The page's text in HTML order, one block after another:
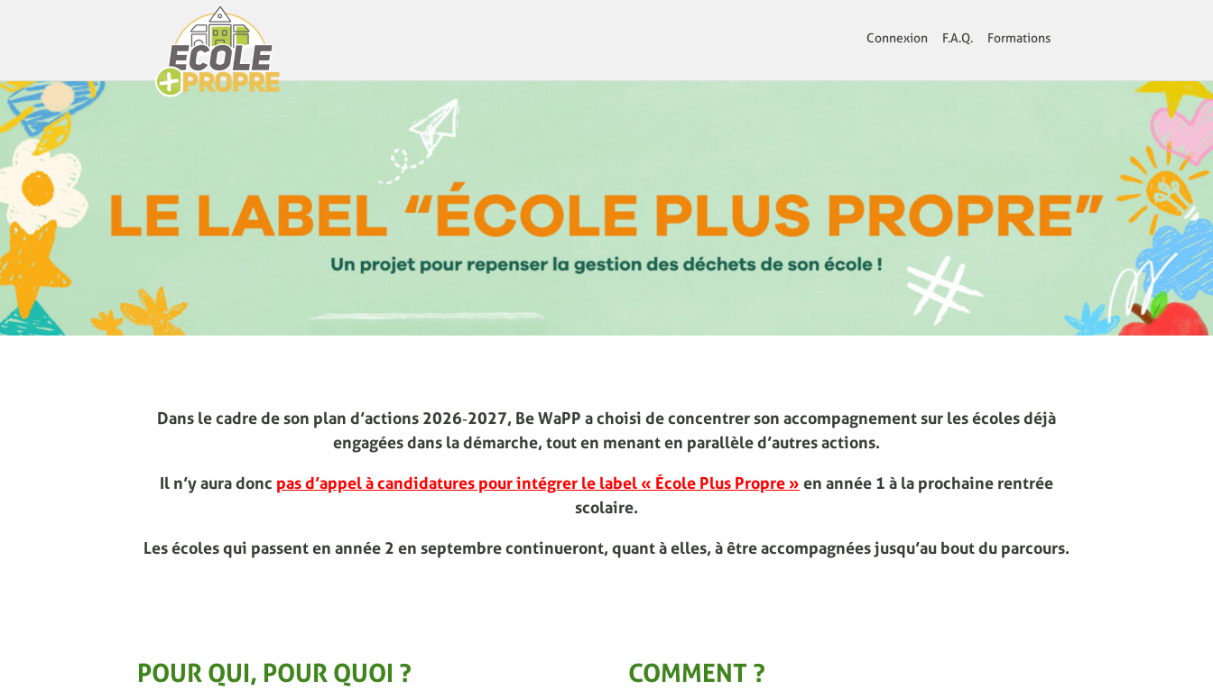
Connexion F.A.Q. Formations
Dans le cadre de son plan d’actions 2026‑2027, Be WaPP a choisi de concentrer son accompagnement sur les écoles déjà
engagées dans la démarche, tout en menant en parallèle d’autres actions.
Il n’y aura donc pas d’appel à candidatures pour intégrer le label « École Plus Propre » en année 1 à la prochaine rentrée
scolaire.
Les écoles qui passent en année 2 en septembre continueront, quant à elles, à être accompagnées jusqu’au bout du parcours.
POUR QUI, POUR QUOI ? COMMENT ?